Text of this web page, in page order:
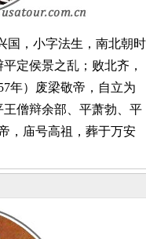
，小字法生，南北朝时
定侯景之乱；败北齐，
年）废梁敬帝，自立为
僧辩余部、平萧勃、平
，庙号高祖，葬于万安